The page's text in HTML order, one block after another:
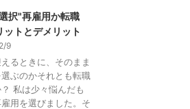
択"再雇用か転職
ットとデメリット
9
るときに、そのまま
ぶのかそれとも転職
私は少々悩んだも
用を選びました。そ